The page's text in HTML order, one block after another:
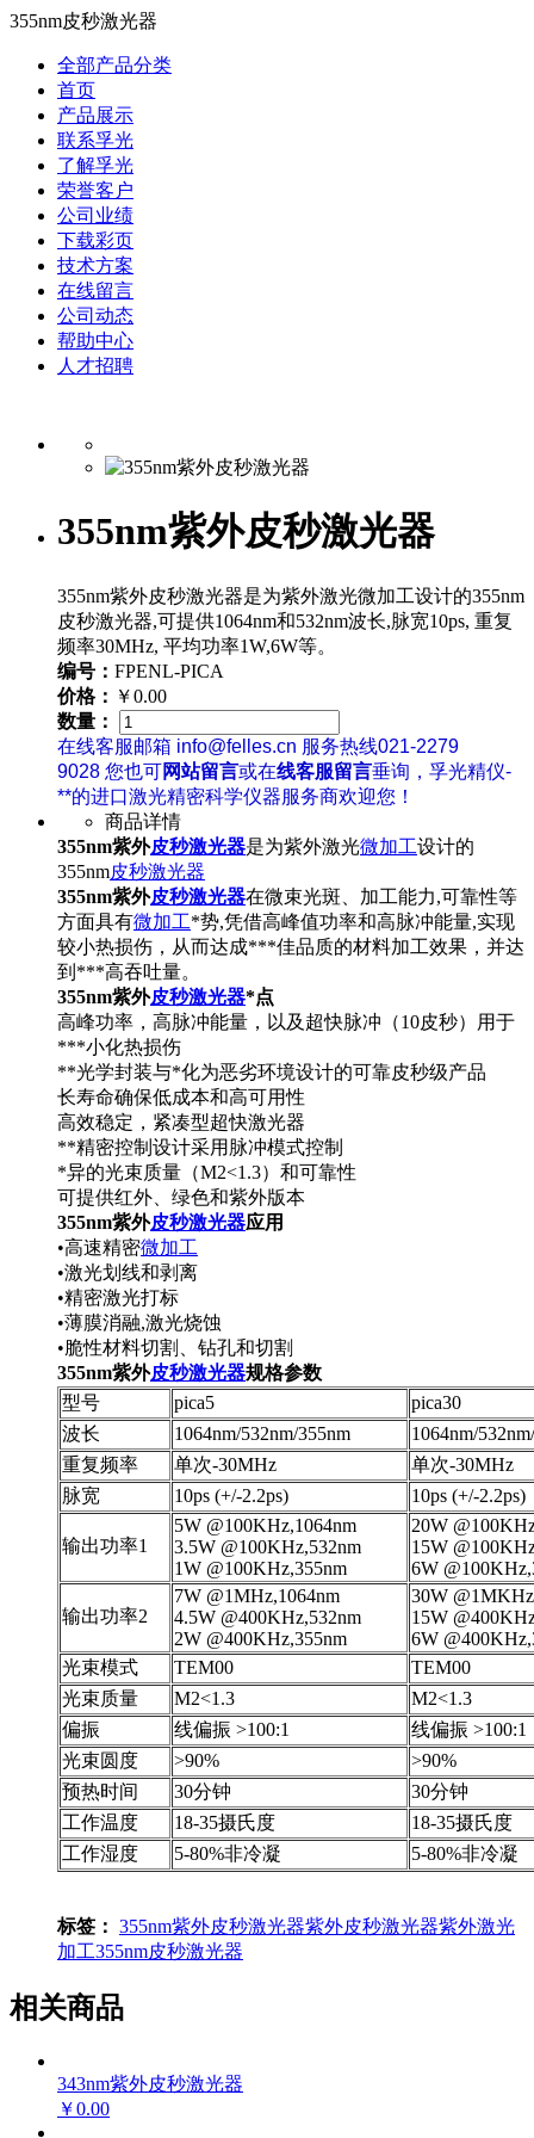
355nm皮秒激光器
全部产品分类
首页
产品展示
联系孚光
了解孚光
荣誉客户
公司业绩
下载彩页
技术方案
在线留言
公司动态
帮助中心
人才招聘
355nm紫外皮秒激光器
355nm紫外皮秒激光器是为紫外激光微加工设计的355nm
皮秒激光器,可提供1064nm和532nm波长,脉宽10ps, 重复
频率30MHz, 平均功率1W,6W等。
编号： FPENL-PICA
价格： ￥0.00
数量：
在线客服邮箱 info@felles.cn 服务热线021-2279
9028 您也可网站留言或在线客服留言垂询，孚光精仪-
**的进口激光精密科学仪器服务商欢迎您！
商品详情
355nm紫外皮秒激光器是为紫外激光微加工设计的
355nm皮秒激光器
355nm紫外皮秒激光器在微束光斑、加工能力,可靠性等
方面具有微加工*势,凭借高峰值功率和高脉冲能量,实现
较小热损伤，从而达成***佳品质的材料加工效果，并达
到***高吞吐量。
355nm紫外皮秒激光器*点
高峰功率，高脉冲能量，以及超快脉冲（10皮秒）用于
***小化热损伤
**光学封装与*化为恶劣环境设计的可靠皮秒级产品
长寿命确保低成本和高可用性
高效稳定，紧凑型超快激光器
**精密控制设计采用脉冲模式控制
*异的光束质量（M2<1.3）和可靠性
可提供红外、绿色和紫外版本
355nm紫外皮秒激光器应用
•高速精密微加工
•激光划线和剥离
•精密激光打标
•薄膜消融,激光烧蚀
•脆性材料切割、钻孔和切割
355nm紫外皮秒激光器规格参数
型号
pica5
pica30
波长
1064nm/532nm/355nm
1064nm/
重复频率
单次-30MHz
单次-30MHz
脉宽
10ps (+/-2.2ps) 10ps (+/-2.2ps)
输出功率1
5W @100KHz,1064nm
3.5W @100KHz,532nm
1W @100KHz,355nm
20W
15W
6W
输出功率2
7W @1MHz,1064nm
4.5W @400KHz,532nm
2W @400KHz,355nm
30W
15W
6W
光束模式
TEM00
TEM00
光束质量
M2<1.3
M2<1.3
偏振
线偏振 >100:1
线偏振 >100:1
光束圆度
>90%
>90%
预热时间
30分钟
30分钟
工作温度
18-35摄氏度
18-35摄氏度
工作湿度
5-80%非冷凝 5-80%非冷凝
标签： 355nm紫外皮秒激光器紫外皮秒激光器紫外激光
加工355nm皮秒激光器
相关商品
343nm紫外皮秒激光器
￥0.00